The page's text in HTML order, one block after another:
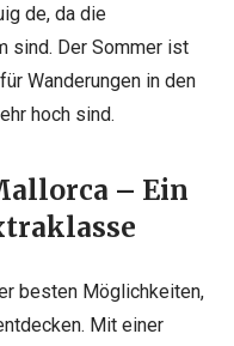
de, da die
sind. Der Sommer ist
Wanderungen in den
hoch sind.
– Ein
besten Möglichkeiten,
Mit einer